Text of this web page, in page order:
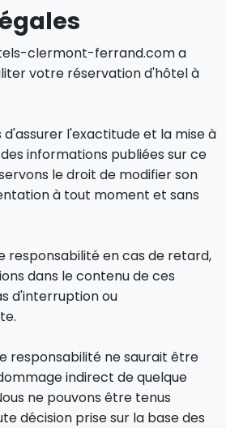
clermont-ferrand.com a
votre réservation d'hôtel à
d'assurer l'exactitude et la mise à
informations publiées sur ce
le droit de modifier son
à tout moment et sans
responsabilité en cas de retard,
dans le contenu de ces
d'interruption ou
responsabilité ne saurait être
indirect de quelque
ne pouvons être tenus
décision prise sur la base des